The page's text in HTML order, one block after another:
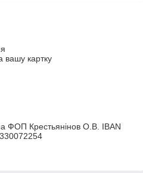
вашу картку
ФОП Крестьянінов О.В. IBAN